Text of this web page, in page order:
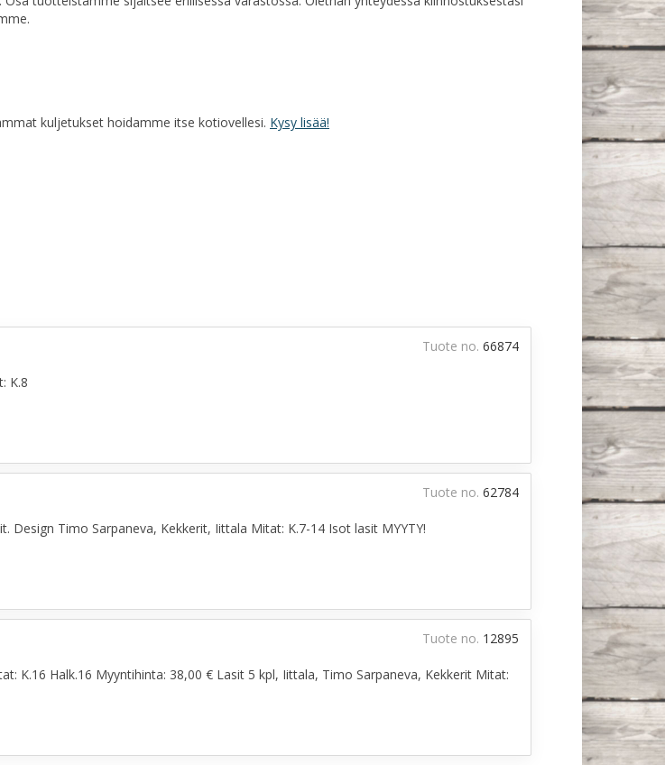
kuljetukset hoidamme itse kotiovellesi. Kysy lisää!
K.8
Tuote no. 66874
Design Timo Sarpaneva, Kekkerit, Iittala Mitat: K.7-14 Isot lasit MYYTY!
Tuote no. 62784
K.16 Halk.16 Myyntihinta: 38,00 € Lasit 5 kpl, Iittala, Timo Sarpaneva, Kekkerit Mitat:
Tuote no. 12895